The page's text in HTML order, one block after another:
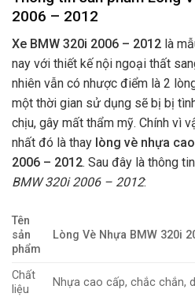
2006 – 2012
Xe BMW 320i 2006 – 2012 là
nay với thiết kế nội ngoại thất
nhiên vẫn có nhược điểm là 2
một thời gian sử dụng sẽ bị bị
chịu, gây mất thẩm mỹ. Chính vì
nhất đó là thay lòng vè nhựa
2006 – 2012. Sau đây là thông
BMW 320i 2006 – 2012:
Tên
sản
phẩm
Lòng Vè Nhựa BMW 320i
Chất
liệu
Nhựa cao cấp, chắc chắn,